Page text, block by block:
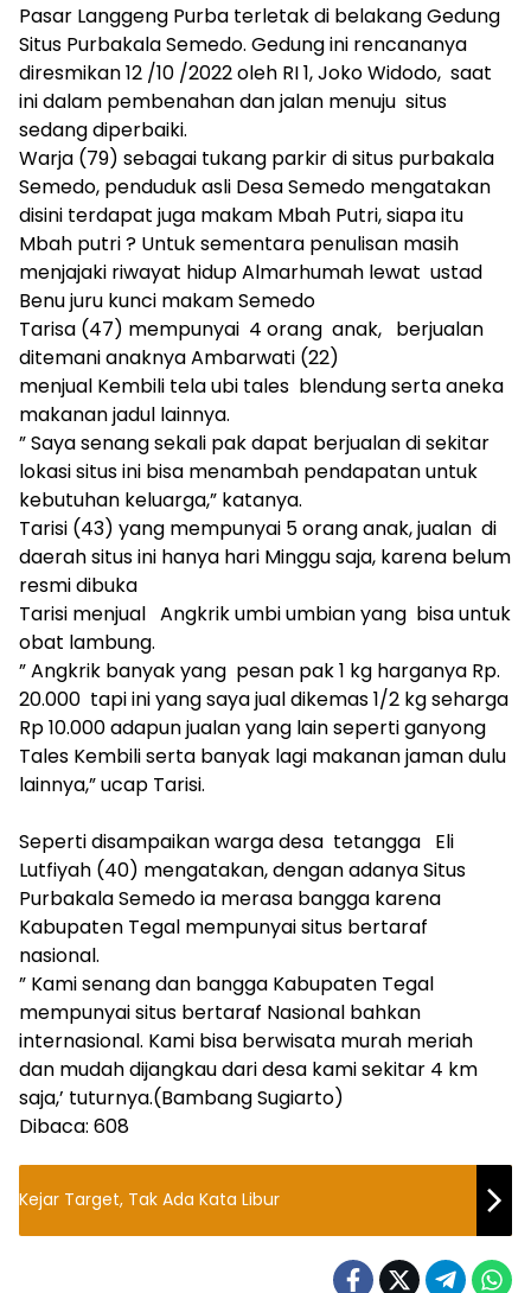
Pasar Langgeng Purba terletak di belakang Gedung
Situs Purbakala Semedo. Gedung ini rencananya
diresmikan 12 /10 /2022 oleh RI 1, Joko Widodo, saat
ini dalam pembenahan dan jalan menuju situs
sedang diperbaiki.
Warja (79) sebagai tukang parkir di situs purbakala
Semedo, penduduk asli Desa Semedo mengatakan
disini terdapat juga makam Mbah Putri, siapa itu
Mbah putri ? Untuk sementara penulisan masih
menjajaki riwayat hidup Almarhumah lewat ustad
Benu juru kunci makam Semedo
Tarisa (47) mempunyai 4 orang anak, berjualan
ditemani anaknya Ambarwati (22)
menjual Kembili tela ubi tales blendung serta aneka
makanan jadul lainnya.
” Saya senang sekali pak dapat berjualan di sekitar
lokasi situs ini bisa menambah pendapatan untuk
kebutuhan keluarga,” katanya.
Tarisi (43) yang mempunyai 5 orang anak, jualan di
daerah situs ini hanya hari Minggu saja, karena belum
resmi dibuka
Tarisi menjual Angkrik umbi umbian yang bisa untuk
obat lambung.
” Angkrik banyak yang pesan pak 1 kg harganya Rp.
20.000 tapi ini yang saya jual dikemas 1/2 kg seharga
Rp 10.000 adapun jualan yang lain seperti ganyong
Tales Kembili serta banyak lagi makanan jaman dulu
lainnya,” ucap Tarisi.
Seperti disampaikan warga desa tetangga Eli
Lutfiyah (40) mengatakan, dengan adanya Situs
Purbakala Semedo ia merasa bangga karena
Kabupaten Tegal mempunyai situs bertaraf
nasional.
” Kami senang dan bangga Kabupaten Tegal
mempunyai situs bertaraf Nasional bahkan
internasional. Kami bisa berwisata murah meriah
dan mudah dijangkau dari desa kami sekitar 4 km
saja,’ tuturnya.(Bambang Sugiarto)
Dibaca: 608
Kejar Target, Tak Ada Kata Libur